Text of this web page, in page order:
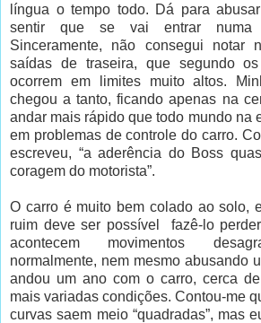
língua o tempo todo. Dá para
sentir que se vai entrar numa
Sinceramente, não consegui notar
saídas de traseira, que segundo
ocorrem em limites muito altos.
chegou a tanto, ficando apenas na
andar mais rápido que todo mundo na
em problemas de controle do carro.
escreveu, “a aderência do Boss
coragem do motorista”.
O carro é muito bem colado ao solo,
ruim deve ser possível
fazê-lo
acontecem movimentos
normalmente, nem mesmo abusando
andou um ano com o carro, cerca
mais variadas condições. Contou-me
curvas saem meio “quadradas”, mas